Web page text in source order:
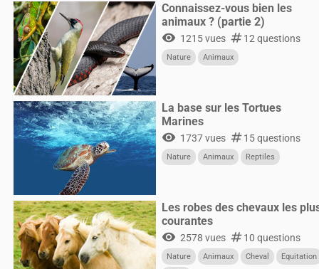
Connaissez-vous bien les
animaux ? (partie 2)
visibility 1215 vues numbers12 questions
Nature Animaux
La base sur les Tortues
Marines
visibility 1737 vues numbers15 questions
Nature Animaux Reptiles
Les robes des chevaux les
courantes
visibility 2578 vues numbers10 questions
Nature Animaux Cheval
Equitation